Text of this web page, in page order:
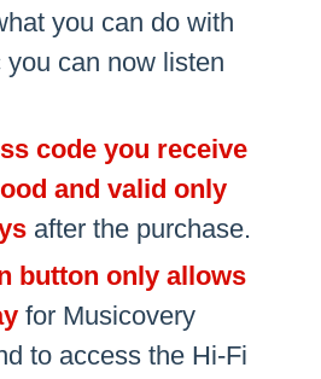
you can do with
you can now listen
code you receive
and valid only
after the purchase.
button only allows
for Musicovery
to access the Hi-Fi